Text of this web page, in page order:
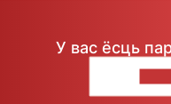
У вас ёсць